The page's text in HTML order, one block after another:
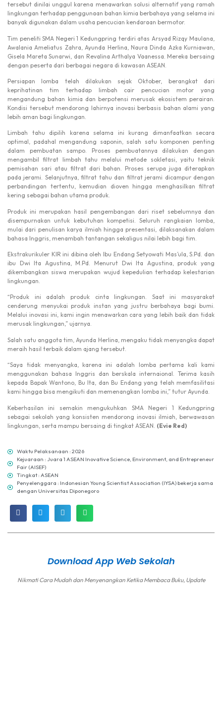
tersebut dinilai unggul karena menawarkan solusi alternatif yang ramah
lingkungan terhadap penggunaan bahan kimia berbahaya yang selama ini
banyak digunakan dalam usaha pencucian kendaraan bermotor.
Tim peneliti SMA Negeri 1 Kedungpring terdiri atas Arsyad Rizqy Maulana,
Awalania Ameliatus Zahra, Ayunda Herlina, Naura Dinda Azka Kurniawan,
Gisela Mareta Sunarwi, dan Revalina Arthalya Vaanessa. Mereka bersaing
dengan peserta dari berbagai negara di kawasan ASEAN.
Persiapan lomba telah dilakukan sejak Oktober, berangkat dari
keprihatinan tim terhadap limbah cair pencucian motor yang
mengandung bahan kimia dan berpotensi merusak ekosistem perairan.
Kondisi tersebut mendorong lahirnya inovasi berbasis bahan alami yang
lebih aman bagi lingkungan.
Limbah tahu dipilih karena selama ini kurang dimanfaatkan secara
optimal, padahal mengandung saponin, salah satu komponen penting
dalam pembuatan sampo. Proses pembuatannya dilakukan dengan
mengambil filtrat limbah tahu melalui metode sokletasi, yaitu teknik
pemisahan sari atau filtrat dari bahan. Proses serupa juga diterapkan
pada jerami. Selanjutnya, filtrat tahu dan filtrat jerami dicampur dengan
perbandingan tertentu, kemudian dioven hingga menghasilkan filtrat
kering sebagai bahan utama produk.
Produk ini merupakan hasil pengembangan dari riset sebelumnya dan
disempurnakan untuk kebutuhan kompetisi. Seluruh rangkaian lomba,
mulai dari penulisan karya ilmiah hingga presentasi, dilaksanakan dalam
bahasa Inggris, menambah tantangan sekaligus nilai lebih bagi tim.
Ekstrakurikuler KIR ini dibina oleh Ibu Endang Setyowati Mas’ula, S.Pd. dan
ibu Dwi Ita Agustina, M.Pd. Menurut Dwi Ita Agustina, produk yang
dikembangkan siswa merupakan wujud kepedulian terhadap kelestarian
lingkungan.
“Produk ini adalah produk cinta lingkungan. Saat ini masyarakat
cenderung menyukai produk instan yang justru berbahaya bagi bumi.
Melalui inovasi ini, kami ingin menawarkan cara yang lebih baik dan tidak
merusak lingkungan,” ujarnya.
Salah satu anggota tim, Ayunda Herlina, mengaku tidak menyangka dapat
meraih hasil terbaik dalam ajang tersebut.
“Saya tidak menyangka, karena ini adalah lomba pertama kali kami
menggunakan bahasa Inggris dan berskala internaional. Terima kasih
kepada Bapak Wantono, Bu Ita, dan Bu Endang yang telah memfasilitasi
kami hingga bisa mengikuti dan memenangkan lomba ini,” tutur Ayunda.
Keberhasilan ini semakin mengukuhkan SMA Negeri 1 Kedungpring
sebagai sekolah yang konsisten mendorong inovasi ilmiah, berwawasan
lingkungan, serta mampu bersaing di tingkat ASEAN. (Evie Red)
Waktu Pelaksanaan : 2026
Kejuaraan : Juara 1 ASEAN Inovative Science, Environment, and Entrepreneur
Fair (AISEF)
Tingkat : ASEAN
Penyelenggara : Indonesian Young Scientist Association (IYSA) bekerja sama
dengan Universitas Diponegoro
Download App Web Sekolah
Nikmati Cara Mudah dan Menyenangkan Ketika Membaca Buku, Update